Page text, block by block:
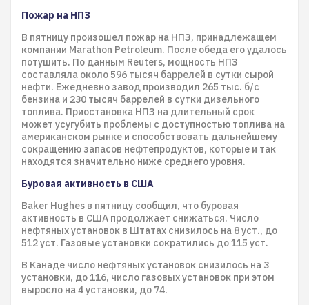
Пожар на НПЗ
В пятницу произошел пожар на НПЗ, принадлежащем
компании Marathon Petroleum. После обеда его удалось
потушить. По данным Reuters, мощность НПЗ
составляла около 596 тысяч баррелей в сутки сырой
нефти. Ежедневно завод производил 265 тыс. б/с
бензина и 230 тысяч баррелей в сутки дизельного
топлива. Приостановка НПЗ на длительный срок
может усугубить проблемы с доступностью топлива на
американском рынке и способствовать дальнейшему
сокращению запасов нефтепродуктов, которые и так
находятся значительно ниже среднего уровня.
Буровая активность в США
Baker Hughes в пятницу сообщил, что буровая
активность в США продолжает снижаться. Число
нефтяных установок в Штатах снизилось на 8 уст., до
512 уст. Газовые установки сократились до 115 уст.
В Канаде число нефтяных установок снизилось на 3
установки, до 116, число газовых установок при этом
выросло на 4 установки, до 74.